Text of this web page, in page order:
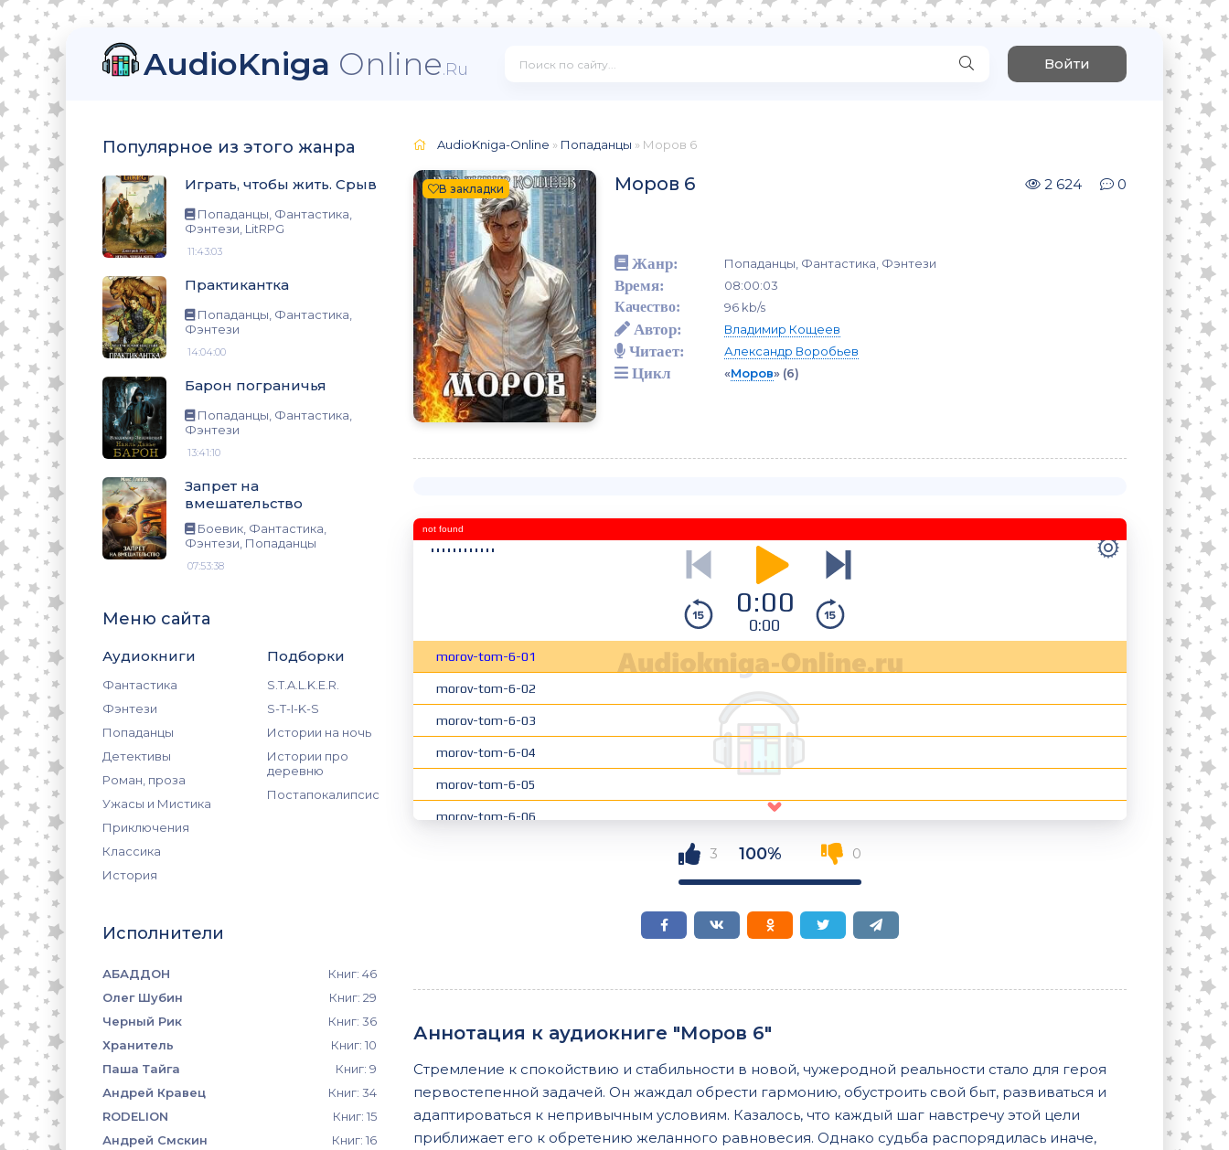
AudioKniga Online.Ru Войти
Популярное из этого жанра
Играть, чтобы жить. Срыв
Попаданцы, Фантастика,
Фэнтези, LitRPG
11:43:03
Практикантка
Попаданцы, Фантастика,
Фэнтези
14:04:00
Барон пограничья
Попаданцы, Фантастика,
Фэнтези
13:41:10
Запрет на
вмешательство
Боевик, Фантастика,
Фэнтези, Попаданцы
07:53:38
Меню сайта
Аудиокниги
Фантастика
Фэнтези
Попаданцы
Детективы
Роман, проза
Ужасы и Мистика
Приключения
Классика
История
Подборки
S.T.A.L.K.E.R.
S-T-I-K-S
Истории на ночь
Истории про
деревню
Постапокалипсис
Исполнители
АБАДДОН
Книг: 46
Олег Шубин
Книг: 29
Черный Рик
Книг: 36
Хранитель
Книг: 10
Паша Тайга
Книг: 9
Андрей Кравец
Книг: 34
RODELION
Книг: 15
Андрей Смскин
Книг: 16
AudioKniga-Online » Попаданцы » Моров 6
В закладки Моров 6 2 624 0
Жанр: Попаданцы, Фантастика, Фэнтези
Время:
08:00:03
Качество:
96 kb/s
Автор: Владимир Кощеев
Читает: Александр Воробьев
Цикл «Моров» (6)
0:00
0:00
morov-tom-6-01
morov-tom-6-02
morov-tom-6-03
morov-tom-6-04
morov-tom-6-05
morov-tom-6-06
morov-tom-6-13
morov-tom-6-14
morov-tom-6-16
not found
3 100% 0
Аннотация к аудиокниге "Моров 6"
Стремление к спокойствию и стабильности в новой, чужеродной реальности стало для героя
первостепенной задачей. Он жаждал обрести гармонию, обустроить свой быт, развиваться и
адаптироваться к непривычным условиям. Казалось, что каждый шаг навстречу этой цели
приближает его к обретению желанного равновесия. Однако судьба распорядилась иначе,
LitRPG
Попаданцы